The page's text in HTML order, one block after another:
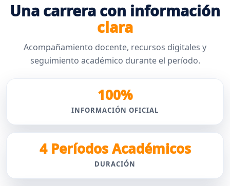
Una carrera con información
clara
Acompañamiento docente, recursos digitales y
seguimiento académico durante el período.
100%
INFORMACIÓN OFICIAL
4 Períodos Académicos
DURACIÓN